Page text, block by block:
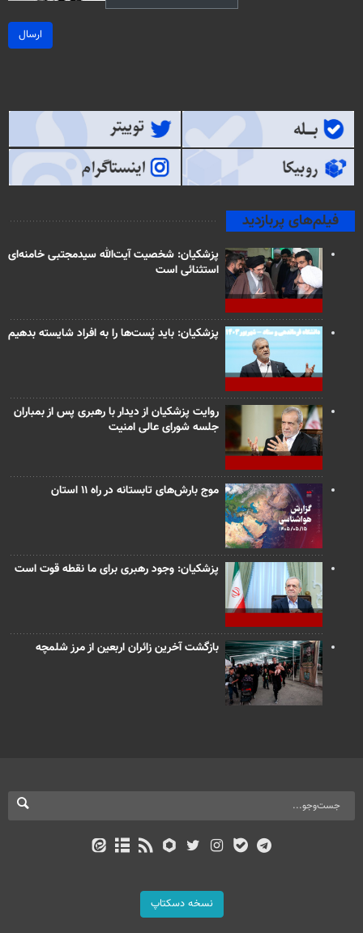
ارسال
فیلم‌های پربازدید
پزشکیان: شخصیت آیت‌الله سیدمجتبی خامنه‌ای
استثنائی است
پزشکیان: باید پُست‌ها را به افراد شایسته بدهیم
روایت پزشکیان از دیدار با رهبری پس از بمباران
جلسه شورای عالی امنیت
موج بارش‌های تابستانه در راه ۱۱ استان
پزشکیان: وجود رهبری برای ما نقطه قوت است
بازگشت آخرین زائران اربعین از مرز شلمچه
نسخه دسکتاپ